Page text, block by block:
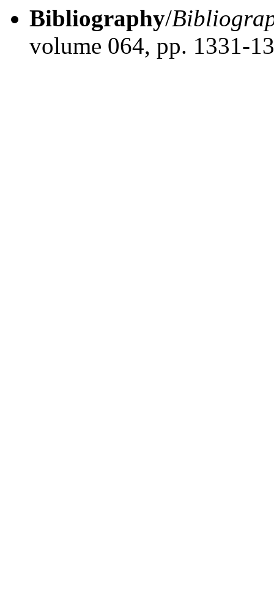
Bibliography/
volume 064, pp. 1331-